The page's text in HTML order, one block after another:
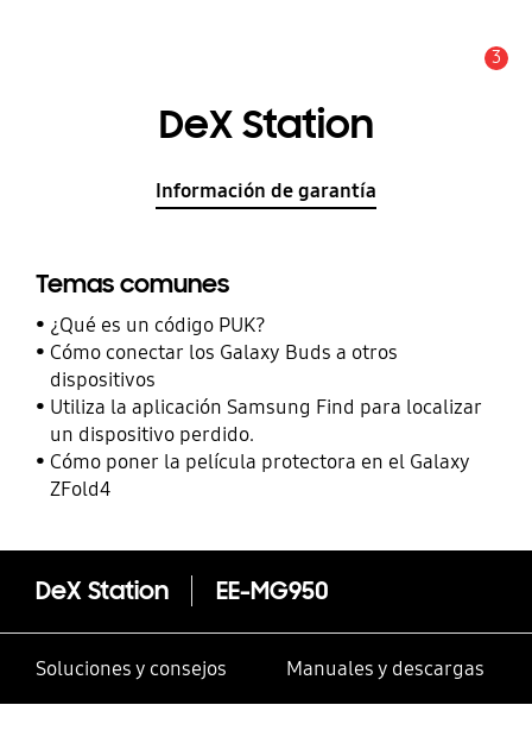
3
DeX Station
Información de garantía
Temas comunes
¿Qué es un código PUK?
Cómo conectar los Galaxy Buds a otros
dispositivos
Utiliza la aplicación Samsung Find para localizar
un dispositivo perdido.
Cómo poner la película protectora en el Galaxy
ZFold4
DeX Station EE-MG950
Soluciones y consejos Manuales y descargas